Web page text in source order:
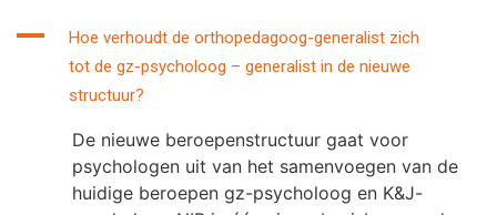
A
Hoe verhoudt de orthopedagoog-generalist zich
tot de gz-psycholoog – generalist in de nieuwe
structuur?
De nieuwe beroepenstructuur gaat voor
psychologen uit van het samenvoegen van de
huidige beroepen gz-psycholoog en K&J-